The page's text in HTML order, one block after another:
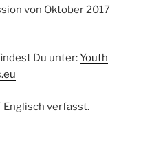
von Oktober 2017
Du unter:Youth
Englisch verfasst.